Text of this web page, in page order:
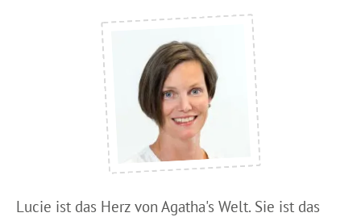
Lucie ist das Herz von Agatha's Welt. Sie ist das